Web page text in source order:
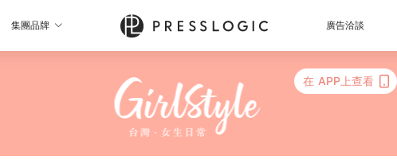
集團品牌 廣告洽談
在 APP上查看